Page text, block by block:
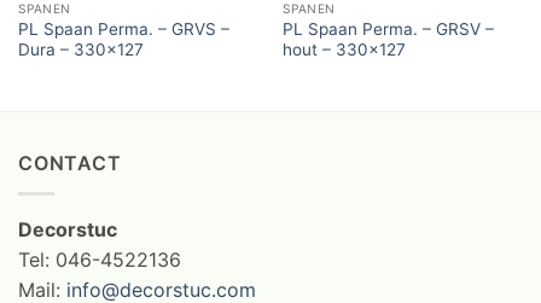
SPANEN
PL Spaan Perma. – GRVS –
Dura – 330×127
SPANEN
PL Spaan Perma. – GRSV –
hout – 330×127
CONTACT
Decorstuc
Tel: 046-4522136
Mail: info@decorstuc.com